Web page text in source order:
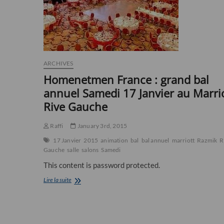
ARCHIVES
Homenetmen France : grand bal
annuel Samedi 17 Janvier au
Rive Gauche
Raffi
January 3rd, 2015
17 Janvier 2015 animation bal bal annuel marriott Razmik
Gauche salle salons Samedi
This content is password protected.
Lire la suiteHomenetmen